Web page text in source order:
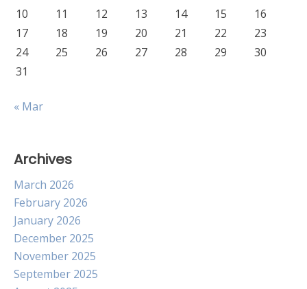
10
11 12 13 14 15
16
17
18 19 20 21 22
23
24
25 26 27 28 29
30
31
« Mar
Archives
March 2026
February 2026
January 2026
December 2025
November 2025
September 2025